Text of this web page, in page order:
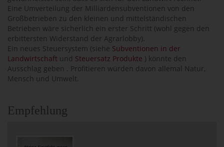
Eine Umverteilung der Milliardensubventionen von den
Großbetrieben zu den kleinen und mittelständischen
Betrieben wäre sicherlich ein erster Schritt (wohl gegen den
erbittersten Widerstand der Agrarlobby).
Ein neues Steuersystem (siehe  Subventionen in der
Landwirtschaft  und Steuersatz Produkte ) könnte den
Ausschlag geben . Profitieren würden davon allemal Natur,
Mensch und Umwelt.
Empfehlung